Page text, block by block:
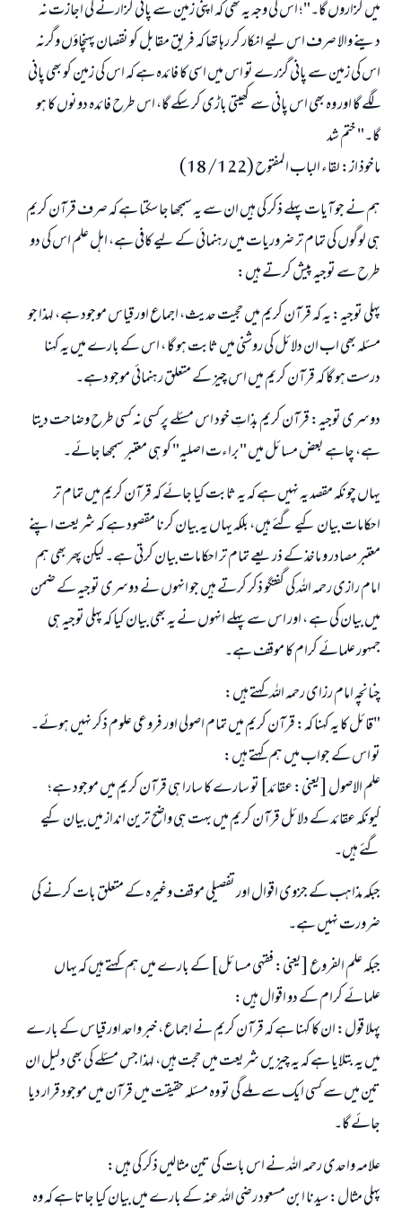
میں گزاروں گا۔"؛ اس کی وجہ یہ تھی کہ اپنی زمین سے پانی گزارنے کی اجازت نہ
دینے والا صرف اس لیے انکار کر رہا تھا کہ فریق مقابل کو نقصان پہنچاؤں وگرنہ
اس کی زمین سے پانی گزرے تو اس میں اسی کا فائدہ ہے کہ اس کی زمین کو بھی پانی
لگے گا اور وہ بھی اس پانی سے کھیتی باڑی کر سکے گا، اس طرح فائدہ دونوں کا ہو
گا۔" ختم شد
ماخوذ از: لقاء الباب المفتوح (122/ 18)
ہم نے جو آیات پہلے ذکر کی ہیں ان سے یہ سمجھا جا سکتا ہے کہ صرف قرآن کریم
ہی لوگوں کی تمام تر ضروریات میں رہنمائی کے لیے کافی ہے، اہل علم اس کی دو
طرح سے توجیہ پیش کرتے ہیں:
پہلی توجیہ: یہ کہ قرآن کریم میں حجیت حدیث، اجماع اور قیاس موجود ہے، لہذا جو
مسئلہ بھی اب ان دلائل کی روشنی میں ثابت ہو گا ، اس کے بارے میں یہ کہنا
درست ہو گا کہ قرآن کریم میں اس چیز کے متعلق رہنمائی موجو دہے۔
دوسری توجیہ: قرآن کریم بذاتِ خود اس مسئلے پر کسی نہ کسی طرح وضاحت دیتا
ہے، چاہے بعض مسائل میں "براءت اصلیہ" کو ہی معتبر سمجھا جائے۔
یہاں چونکہ مقصد یہ نہیں ہے کہ یہ ثابت کیا جائے کہ قرآن کریم میں تمام تر
احکامات بیان کیے گئے ہیں، بلکہ یہاں یہ بیان کرنا مقصود ہے کہ شریعت اپنے
معتبر مصادر و ماخذ کے ذریعے تمام تر احکامات بیان کرتی ہے۔ لیکن پھر بھی ہم
امام رازی رحمہ اللہ کی گفتگو ذکر کرتے ہیں جو انہوں نے دوسری توجیہ کے ضمن
میں بیان کی ہے ، اور اس سے پہلے انہوں نے یہ بھی بیان کیا کہ پہلی توجیہ ہی
جمہور علمائے کرام کا موقف ہے۔
چنانچہ امام رزای رحمہ اللہ کہتے ہیں:
"قائل کا یہ کہنا کہ: قرآن کریم میں تمام اصولی اور فروعی علوم ذکر نہیں ہوئے۔
تو اس کے جواب میں ہم کہتے ہیں:
علم الاصول [یعنی: عقائد] تو سارے کا سارا ہی قرآن کریم میں موجود ہے؛
کیونکہ عقائد کے دلائل قرآن کریم میں بہت ہی واضح ترین انداز میں بیان کیے
گئے ہیں۔
جبکہ مذاہب کے جزوی اقوال اور تفصیلی موقف وغیرہ کے متعلق بات کرنے کی
ضرورت نہیں ہے۔
جبکہ علم الفروع [یعنی: فقہی مسائل] کے بارے میں ہم کہتے ہیں کہ یہاں
علمائے کرام کے دو اقوال ہیں:
پہلا قول: ان کا کہنا ہے کہ قرآن کریم نے اجماع، خبر واحد اور قیاس کے بارے
میں یہ بتلایا ہے کہ یہ چیزیں شریعت میں حجت ہیں، لہذا جس مسئلے کی بھی دلیل ان
تین میں سے کسی ایک سے ملے گی تو وہ مسئلہ حقیقت میں قرآن میں موجود قرار دیا
جائے گا۔
علامہ واحدی رحمہ اللہ نے اس بات کی تین مثالیں ذکر کی ہیں:
پہلی مثال: سیدنا ابن مسعود رضی اللہ عنہ کے بارے میں بیان کیا جاتا ہے کہ وہ